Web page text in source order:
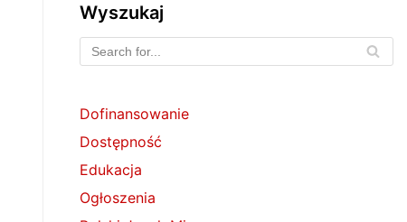
Wyszukaj
Dofinansowanie
Dostępność
Edukacja
Ogłoszenia